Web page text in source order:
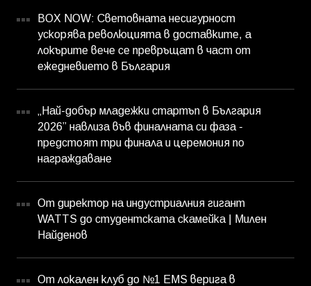
BOX NOW: Световната несигурност
ускорява революцията в доставките, а
локърите вече се превръщат в част от
ежедневието в България
„Най-добър младежки стартъп в България
2026” навлиза във финалната си фаза -
предстоят три финала и церемония по
награждаване
От директор на индустриалния гигант
WATTS до студентската скамейка | Милен
Найденов
От локален клуб до №1 EMS верига в